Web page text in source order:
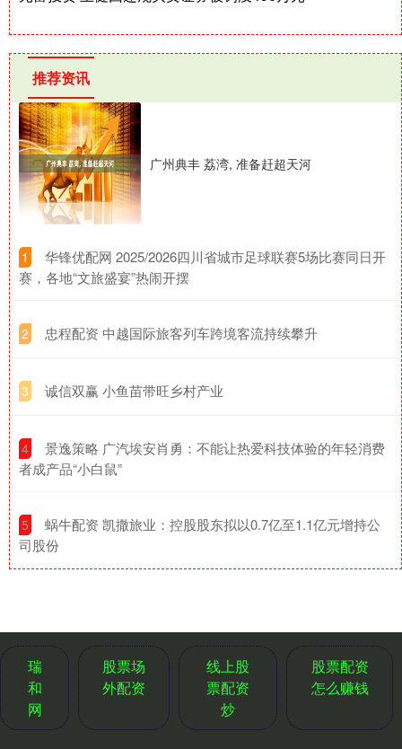
推荐资讯
广州典丰 荔湾, 准备赶超天河
1
​华锋优配网 2025/2026四川省城市足球联赛5场比赛同日开
赛，各地“文旅盛宴”热闹开摆
2 ​忠程配资 中越国际旅客列车跨境客流持续攀升
3 ​诚信双赢 小鱼苗带旺乡村产业
4
​景逸策略 广汽埃安肖勇：不能让热爱科技体验的年轻消费
者成产品“小白鼠”
5
​蜗牛配资 凯撒旅业：控股股东拟以0.7亿至1.1亿元增持公
司股份
瑞
和
网
股票场
外配资
线上股
票配资
炒
股票配资
怎么赚钱